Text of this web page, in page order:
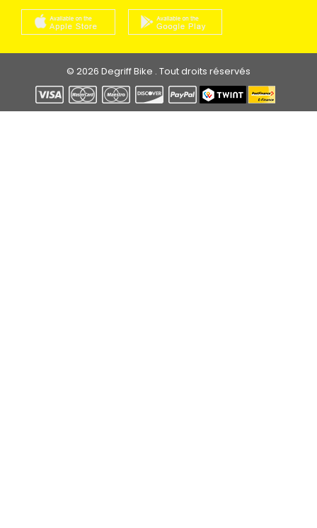
© 2026 Degriff Bike . Tout droits réservés